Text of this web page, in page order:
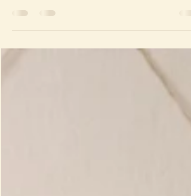
Entdecke personalisierte Weihnachtsgeschenke,
perfekt für Familie, Freunde oder Kollegen.